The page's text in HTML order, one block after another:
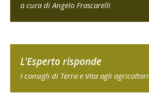
a cura di Angelo Frascarelli
L'Esperto risponde
I consigli di Terra e Vita agli agricoltori